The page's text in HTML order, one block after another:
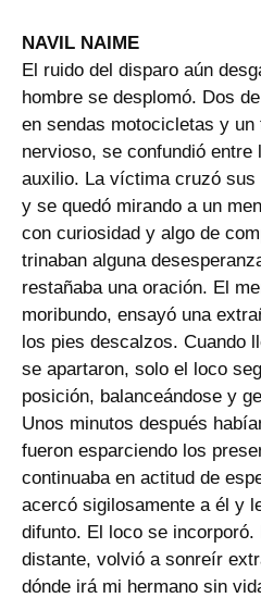
NAVIL NAIME
El ruido del disparo aún
hombre se desplomó. Dos
en sendas motocicletas y
nervioso, se confundió entre
auxilio. La víctima cruzó sus
y se quedó mirando a un
con curiosidad y algo de
trinaban alguna
restañaba una oración. El
moribundo, ensayó una
los pies descalzos. Cuando
se apartaron, solo el loco
posición, balanceándose y
Unos minutos después
fueron esparciendo los
continuaba en actitud de
acercó sigilosamente a él y
difunto. El loco se
distante, volvió a sonreír
dónde irá mi hermano sin